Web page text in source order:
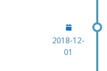
2018-12-
01